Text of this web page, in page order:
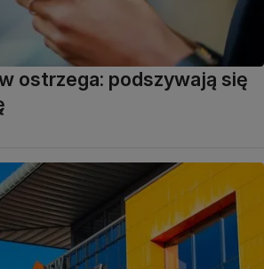
ostrzega: podszywają się